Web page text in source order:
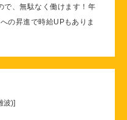
で、無駄なく働けます！年
の昇進で時給UPもありま
波)]